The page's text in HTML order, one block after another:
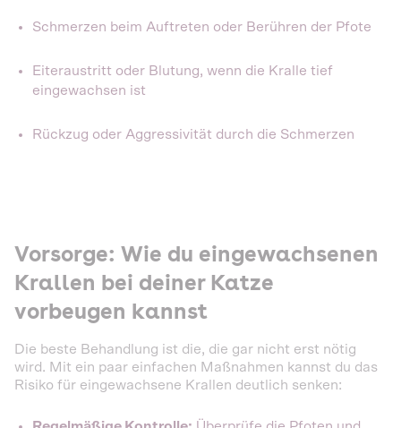
Schmerzen beim Auftreten oder Berühren der Pfote
Eiteraustritt oder Blutung, wenn die Kralle tief
eingewachsen ist
Rückzug oder Aggressivität durch die Schmerzen
Vorsorge: Wie du eingewachsenen
Krallen bei deiner Katze
vorbeugen kannst
Die beste Behandlung ist die, die gar nicht erst nötig
wird. Mit ein paar einfachen Maßnahmen kannst du das
Risiko für eingewachsene Krallen deutlich senken: